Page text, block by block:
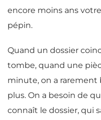
encore moins ans
pépin.
Quand un dossier
tombe, quand une
minute, on a rarement
plus. On a besoin de
connaît le dossier, qui